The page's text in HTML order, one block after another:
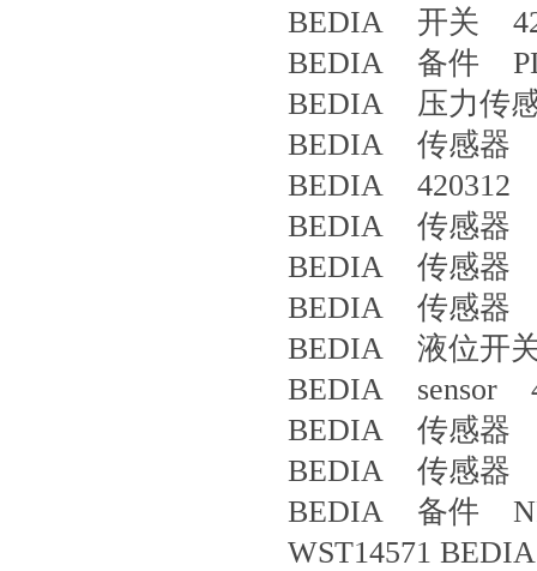
BEDIA 开关
BEDIA 备件
BEDIA 压力传
BEDIA 传感器
BEDIA 420312
BEDIA 传感器
BEDIA 传感器
BEDIA 传感器
BEDIA 液位开
BEDIA sensor
BEDIA 传感器
BEDIA 传感器
BEDIA 备件
WST14571 BEDIA